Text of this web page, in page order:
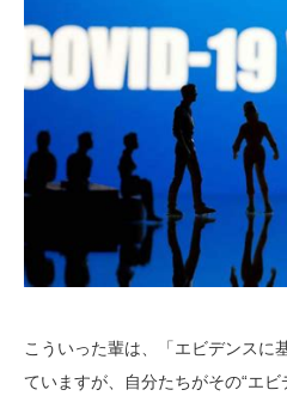
こういった輩は、「エビデンスに
ていますが、自分たちがその“エ